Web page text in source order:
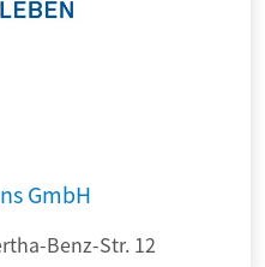
GmbH
Benz-Str. 12